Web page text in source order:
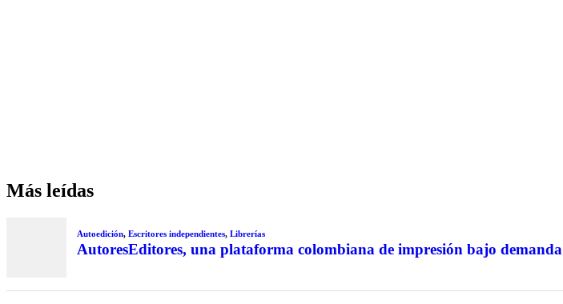
Más leídas
Autoedición, Escritores independientes, Librerías
AutoresEditores, una plataforma colombiana de impresión bajo demanda